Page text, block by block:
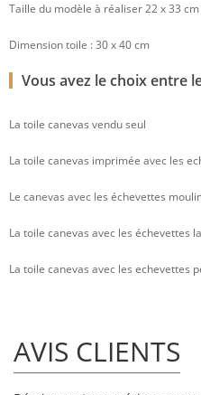
Taille du modèle à réaliser 22 x 33 cm
Dimension toile : 30 x 40 cm
Vous avez le choix entre
La toile canevas vendu seul
La toile canevas imprimée avec les
Le canevas avec les échevettes
La toile canevas avec les échevettes
La toile canevas avec les echevettes
AVIS CLIENTS